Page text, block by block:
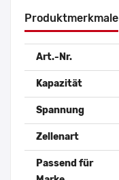
Produktmerkmale
Art.-Nr.
Kapazität
Spannung
Zellenart
Passend für